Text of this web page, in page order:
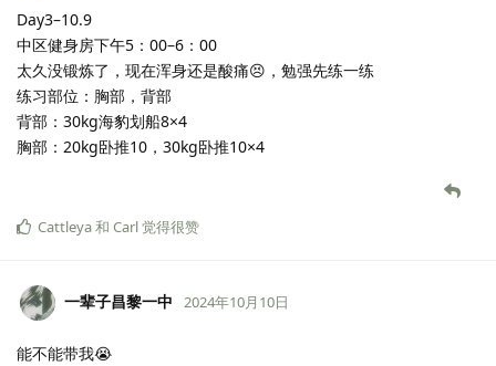
Day3–10.9
中区健身房下午5：00–6：00
太久没锻炼了，现在浑身还是酸痛😣，勉强先练一练
练习部位：胸部，背部
背部：30kg海豹划船8×4
胸部：20kg卧推10，30kg卧推10×4
Cattleya和 Carl觉得很赞
一辈子昌黎一中 2024年10月10日
能不能带我😭